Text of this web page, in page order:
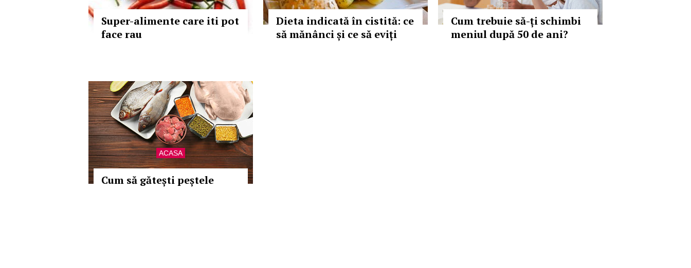
Super-alimente care iti pot
face rau
Dieta indicată în cistită: ce
să mănânci și ce să eviți
Cum trebuie să-ți schimbi
meniul după 50 de ani?
ACASA
Cum să gătești peștele